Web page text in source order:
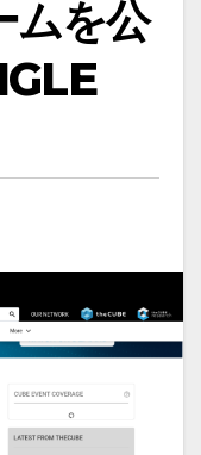
ムを公